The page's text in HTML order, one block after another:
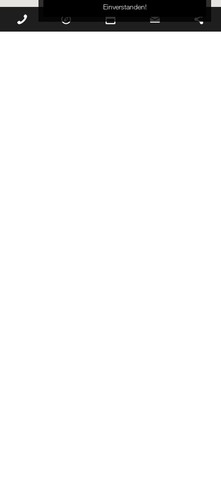
Einverstanden!